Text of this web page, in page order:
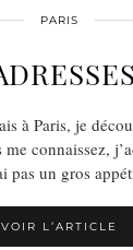
PARIS
à Paris, je
connaissez,
pas un gros
VOIR L’ARTICLE